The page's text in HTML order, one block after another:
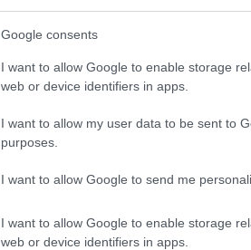
Google consents
I want to allow Google to enable storage
web or device identifiers in apps.
I want to allow my user data to be sent to
purposes.
I want to allow Google to send me
I want to allow Google to enable storage
web or device identifiers in apps.